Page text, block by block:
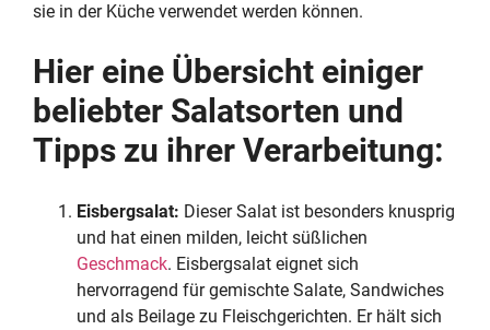
sie in der Küche verwendet werden können.
Hier eine Übersicht einiger
beliebter Salatsorten und
Tipps zu ihrer Verarbeitung:
Eisbergsalat: Dieser Salat ist besonders knusprig
und hat einen milden, leicht süßlichen
Geschmack. Eisbergsalat eignet sich
hervorragend für gemischte Salate, Sandwiches
und als Beilage zu Fleischgerichten. Er hält sich